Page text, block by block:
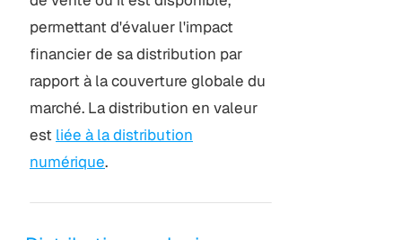
permettant d'évaluer l'impact
financier de sa distribution par
rapport à la couverture globale du
marché. La distribution en valeur
est liée à la distribution
numérique.